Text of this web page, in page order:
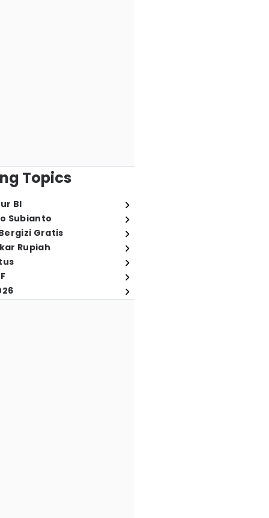
Topics
BI
Subianto
Gratis
Rupiah